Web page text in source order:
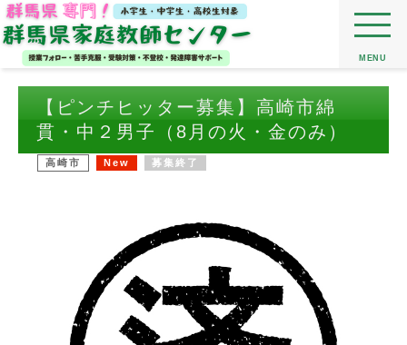
MENU
【ピンチヒッター募集】高崎市綿
貫・中２男子（8月の火・金のみ）
高崎市 New 募集終了